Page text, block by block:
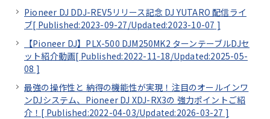
Pioneer DJ DDJ-REV5リリース記念 DJ YUTARO 配信ライ
ブ[ Published:2023-09-27/Updated:2023-10-07 ]
【Pioneer DJ】PLX-500 DJM250MK2 ターンテーブルDJセ
ット紹介動画[ Published:2022-11-18/Updated:2025-05-
08 ]
最強の操作性と 納得の機能性が実現！注目のオールインワ
ンDJシステム、Pioneer DJ XDJ-RX3の 強力ポイントご紹
介！[ Published:2022-04-03/Updated:2026-03-27 ]